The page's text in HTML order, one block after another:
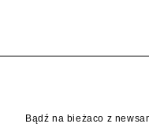
Bądź na bieżaco z